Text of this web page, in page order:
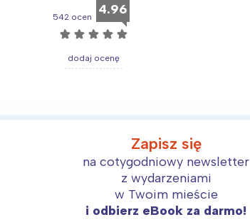
542 ocen 4.96
☆ ☆ ☆ ☆ ☆
dodaj ocenę
Zapisz się
na cotygodniowy newsletter
z wydarzeniami
w Twoim mieście
i odbierz eBook za darmo!